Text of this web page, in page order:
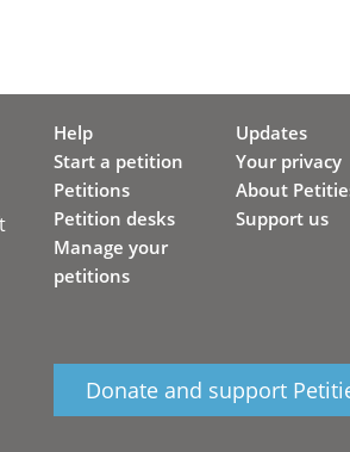
Help
Start a petition
Petitions
Petition desks
Manage your
petitions
Updates
Your privacy
About
Support us
Donate and support